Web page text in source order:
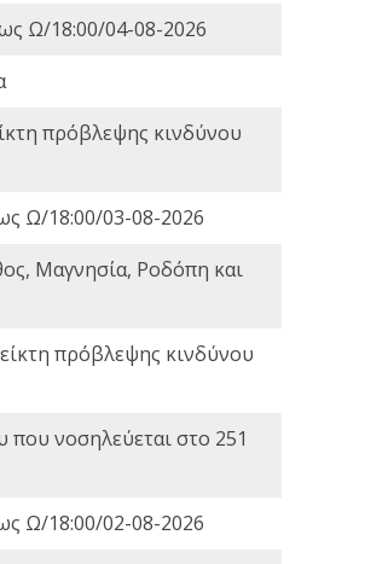
Ω/18:00/04-08-2026
πρόβλεψης κινδύνου
Ω/18:00/03-08-2026
Μαγνησία, Ροδόπη και
πρόβλεψης κινδύνου
νοσηλεύεται στο 251
Ω/18:00/02-08-2026